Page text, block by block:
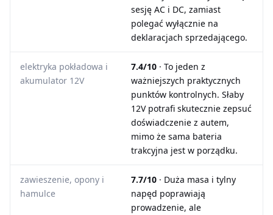
sesję AC i DC, zamiast
polegać wyłącznie na
deklaracjach sprzedającego.
elektryka pokładowa i
akumulator 12V
7.4/10 · To jeden z
ważniejszych praktycznych
punktów kontrolnych. Słaby
12V potrafi skutecznie zepsuć
doświadczenie z autem,
mimo że sama bateria
trakcyjna jest w porządku.
zawieszenie, opony i
hamulce
7.7/10 · Duża masa i tylny
napęd poprawiają
prowadzenie, ale